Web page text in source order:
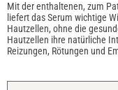
Mit der enthaltenen, zum
liefert das Serum wichtige
Hautzellen, ohne die
Hautzellen ihre natürliche
Reizungen, Rötungen und